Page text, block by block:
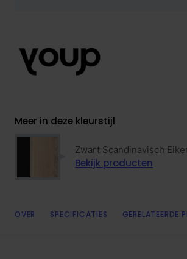
Meer in deze kleurstijl
Zwart Scandinavisch
Bekijk producten
OVER SPECIFICATIES GERELATEERDE